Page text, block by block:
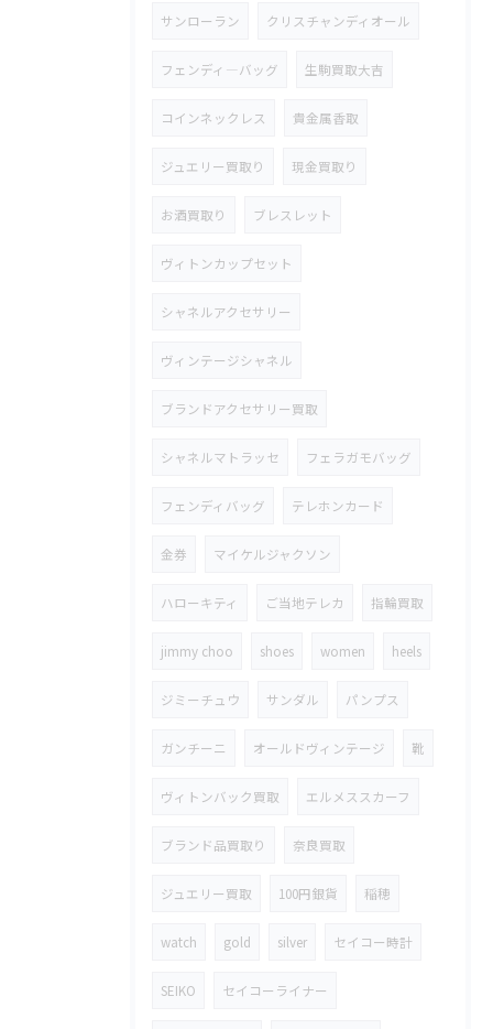
サンローラン クリスチャンディオール
フェンディ―バッグ 生駒買取大吉
コインネックレス 貴金属香取
ジュエリー買取り 現金買取り
お酒買取り ブレスレット
ヴィトンカップセット
シャネルアクセサリー
ヴィンテージシャネル
ブランドアクセサリー買取
シャネルマトラッセ フェラガモバッグ
フェンディバッグ テレホンカード
金券 マイケルジャクソン
ハローキティ ご当地テレカ 指輪買取
jimmy choo shoes women heels
ジミーチュウ サンダル パンプス
ガンチーニ オールドヴィンテージ 靴
ヴィトンバック買取 エルメススカーフ
ブランド品買取り 奈良買取
ジュエリー買取 100円銀貨 稲穂
watch gold silver セイコー時計
SEIKO セイコーライナー